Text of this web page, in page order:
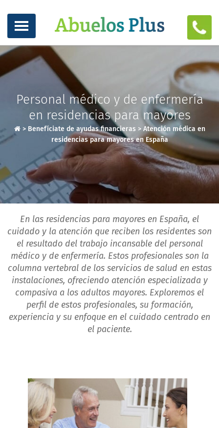
Personal médico y de enfermería
en residencias para mayores
> Benefíciate de ayudas financieras > Atención médica en
residencias para mayores en España
En las residencias para mayores en España, el
cuidado y la atención que reciben los residentes son
el resultado del trabajo incansable del personal
médico y de enfermería. Estos profesionales son la
columna vertebral de los servicios de salud en estas
instalaciones, ofreciendo atención especializada y
compasiva a los adultos mayores. Exploremos el
perfil de estos profesionales, su formación,
experiencia y su enfoque en el cuidado centrado en
el paciente.